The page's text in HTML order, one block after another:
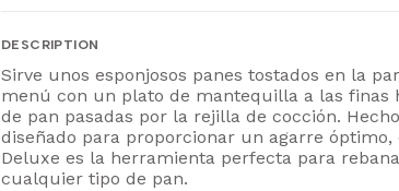
DESCRIPTION
Sirve unos esponjosos panes tostados en la
menú con un plato de mantequilla a las finas
de pan pasadas por la rejilla de cocción.
diseñado para proporcionar un agarre óptimo,
Deluxe es la herramienta perfecta para
cualquier tipo de pan.